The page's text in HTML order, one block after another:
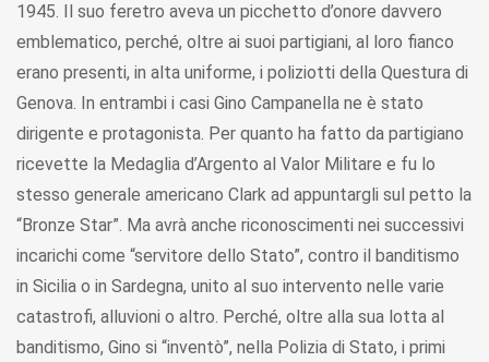
1945. Il suo feretro aveva un picchetto d’onore davvero
emblematico, perché, oltre ai suoi partigiani, al loro fianco
erano presenti, in alta uniforme, i poliziotti della Questura di
Genova. In entrambi i casi Gino Campanella ne è stato
dirigente e protagonista. Per quanto ha fatto da partigiano
ricevette la Medaglia d’Argento al Valor Militare e fu lo
stesso generale americano Clark ad appuntargli sul petto la
“Bronze Star”. Ma avrà anche riconoscimenti nei successivi
incarichi come “servitore dello Stato”, contro il banditismo
in Sicilia o in Sardegna, unito al suo intervento nelle varie
catastrofi, alluvioni o altro. Perché, oltre alla sua lotta al
banditismo, Gino si “inventò”, nella Polizia di Stato, i primi